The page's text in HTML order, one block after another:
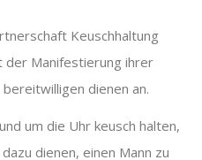
Keuschhaltung
der Manifestierung ihrer
dienen an.
um die Uhr keusch halten,
dienen, einen Mann zu